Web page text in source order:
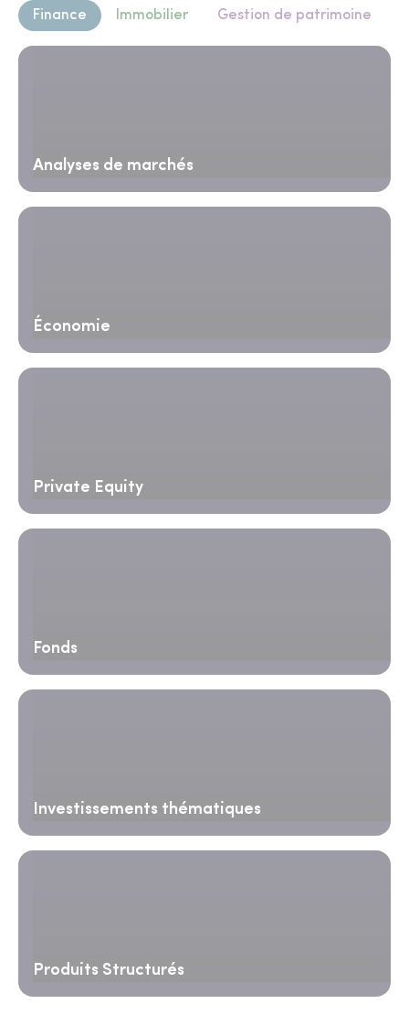
Finance Immobilier Gestion de patrimoine
Analyses de marchés
Économie
Private Equity
Fonds
Investissements thématiques
Produits Structurés